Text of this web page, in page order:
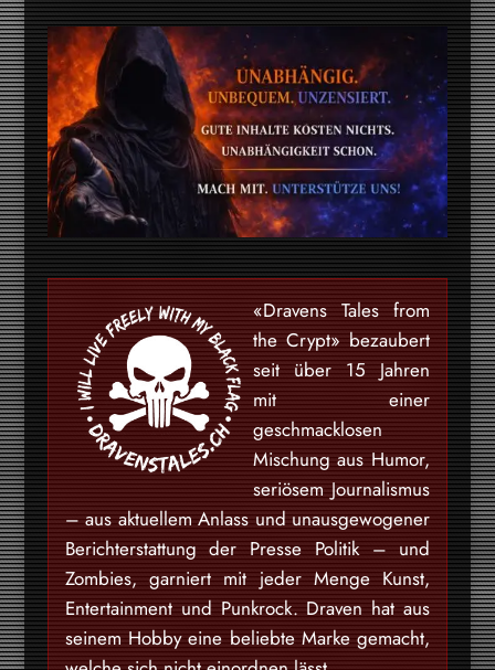
«Dravens Tales from
the Crypt» bezaubert
seit über 15 Jahren
mit einer
geschmacklosen
Mischung aus Humor,
seriösem Journalismus
– aus aktuellem Anlass und unausgewogener
Berichterstattung der Presse Politik – und
Zombies, garniert mit jeder Menge Kunst,
Entertainment und Punkrock. Draven hat aus
seinem Hobby eine beliebte Marke gemacht,